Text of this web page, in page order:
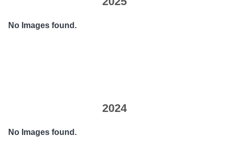
No Images found.
2024
No Images found.